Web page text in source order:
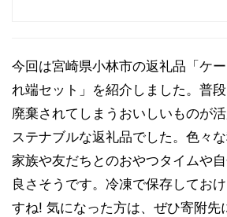
今回は宮崎県小林市の返礼品「ケ
れ端セット」を紹介しました。普
廃棄されてしまうおいしいものが
ステナブルな返礼品でした。色々な
家族や友だちとのおやつタイムや
良さそうです。冷凍で保存してお
すね! 気になった方は、ぜひ寄附先